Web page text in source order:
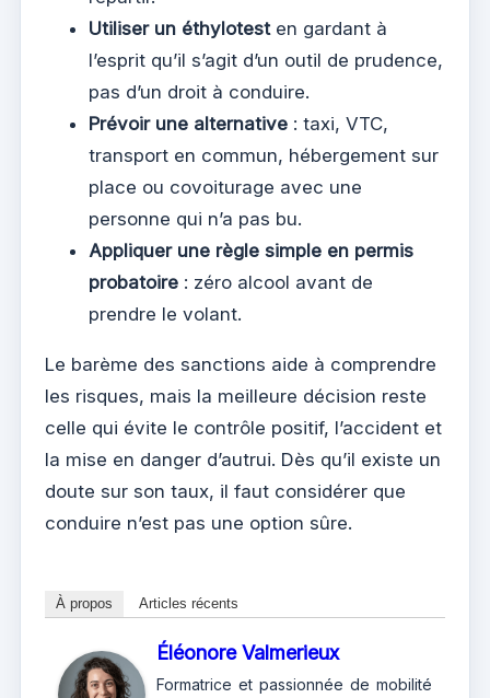
Utiliser un éthylotesten gardant à
l’esprit qu’il s’agit d’un outil de prudence,
pas d’un droit à conduire.
Prévoir une alternative : taxi, VTC,
transport en commun, hébergement sur
place ou covoiturage avec une
personne qui n’a pas bu.
Appliquer une règle simple en permis
probatoire : zéro alcool avant de
prendre le volant.
Le barème des sanctions aide à comprendre
les risques, mais la meilleure décision reste
celle qui évite le contrôle positif, l’accident et
la mise en danger d’autrui. Dès qu’il existe un
doute sur son taux, il faut considérer que
conduire n’est pas une option sûre.
À propos Articles récents
Éléonore Valmerieux
Formatrice et passionnée de mobilité